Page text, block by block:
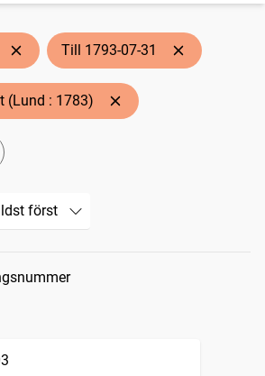
Till 1793-07-31
(Lund : 1783)